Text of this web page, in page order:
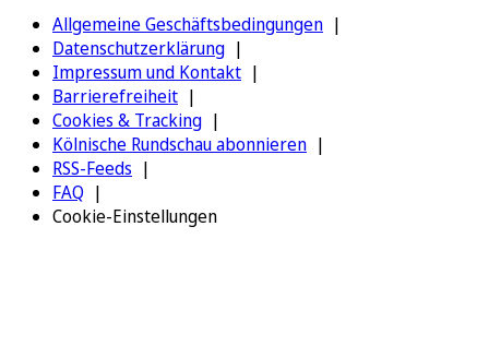
Allgemeine Geschäftsbedingungen
Datenschutzerklärung
Impressum und Kontakt
Barrierefreiheit
Cookies & Tracking
Kölnische Rundschau abonnieren
RSS-Feeds
FAQ
Cookie-Einstellungen